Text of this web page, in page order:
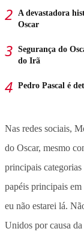
A devastadora
Oscar
Segurança do
do Irã
Pedro Pascal é
Nas redes sociais,
do Oscar, mesmo
principais
papéis principais
eu não estarei lá.
Unidos por causa